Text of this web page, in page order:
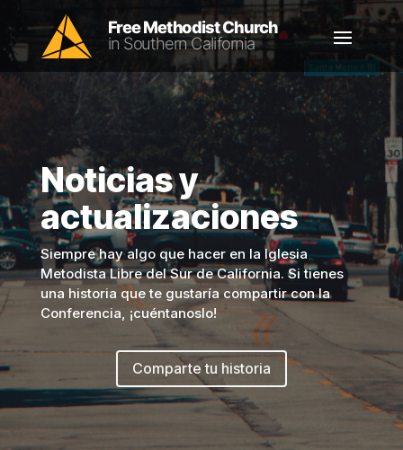
Noticias y
actualizaciones
Siempre hay algo que hacer en la Iglesia
Metodista Libre del Sur de California. Si tienes
una historia que te gustaría compartir con la
Conferencia, ¡cuéntanoslo!
Comparte tu historia